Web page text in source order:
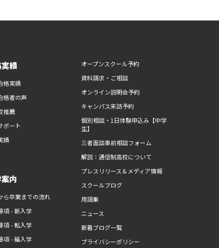
績
格実績
格者の声
推薦
ポート
績
内
ら卒業までの流れ
項 - 新入学
項 - 転入学
項 - 編入学
オープンスクール予約
資料請求・ご相談
オンライン説明会予約
キャンパス来訪予約
個別相談・1日体験申込み【中学
生】
三者面談事前相談フォーム
解説：通信制高校について
プレスリリース＆メディア情報
スクールブログ
用語集
ニュース
新着ブログ一覧
プライバシーポリシー